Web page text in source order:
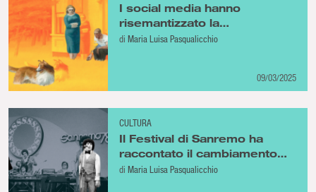
I social media hanno
risemantizzato la
condivisione
diMaria Luisa Pasqualicchio
09/03/2025
CULTURA
Il Festival di Sanremo ha
raccontato il cambiamento
della società italiana
diMaria Luisa Pasqualicchio